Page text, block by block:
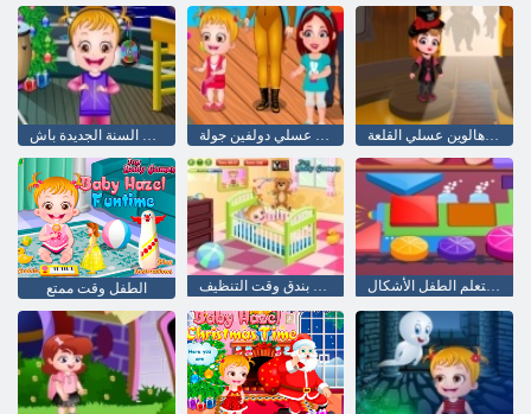
طفل عسلي السنة الجديدة باش طفل عسلي دولفين جولة طفل هالوين عسلي القلعة
الطفل وقت ممتع طفل بندق وقت التنظيف بندق يتعلم الطفل الأشكال